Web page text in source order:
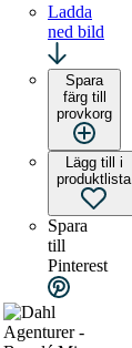
Ladda
ned bild
Spara
färg till
provkorg
Lägg till i
produktlista
Spara
till
Pinterest